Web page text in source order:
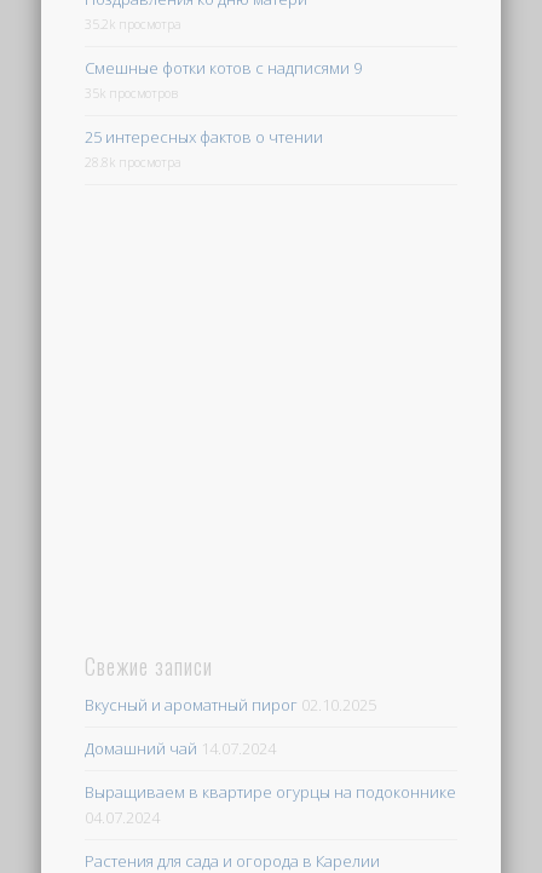
35.2k просмотра
Смешные фотки котов с надписями 9
35k просмотров
25 интересных фактов о чтении
28.8k просмотра
Свежие записи
Вкусный и ароматный пирог 02.10.2025
Домашний чай 14.07.2024
Выращиваем в квартире огурцы на подоконнике
04.07.2024
Растения для сада и огорода в Карелии